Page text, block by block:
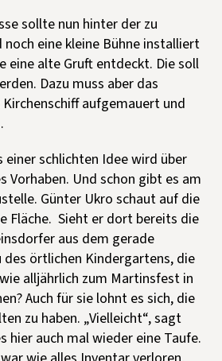
sollte nun hinter der zu
noch eine kleine Bühne installiert
eine alte Gruft entdeckt. Die soll
Dazu muss aber das
aufgemauert und
einer schlichten Idee wird über
Vorhaben. Und schon gibt es am
Günter Ukro schaut auf die
Fläche. Sieht er dort bereits die
aus dem gerade
örtlichen Kindergartens, die
alljährlich zum Martinsfest in
Auch für sie lohnt es sich, die
zu haben. „Vielleicht“, sagt
hier auch mal wieder eine Taufe.